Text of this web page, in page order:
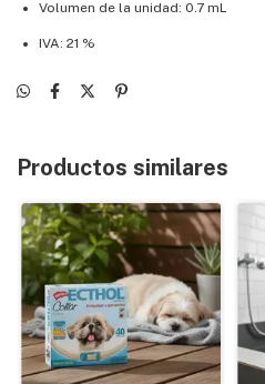
Volumen de la unidad: 0.7 mL
IVA: 21 %
Productos similares